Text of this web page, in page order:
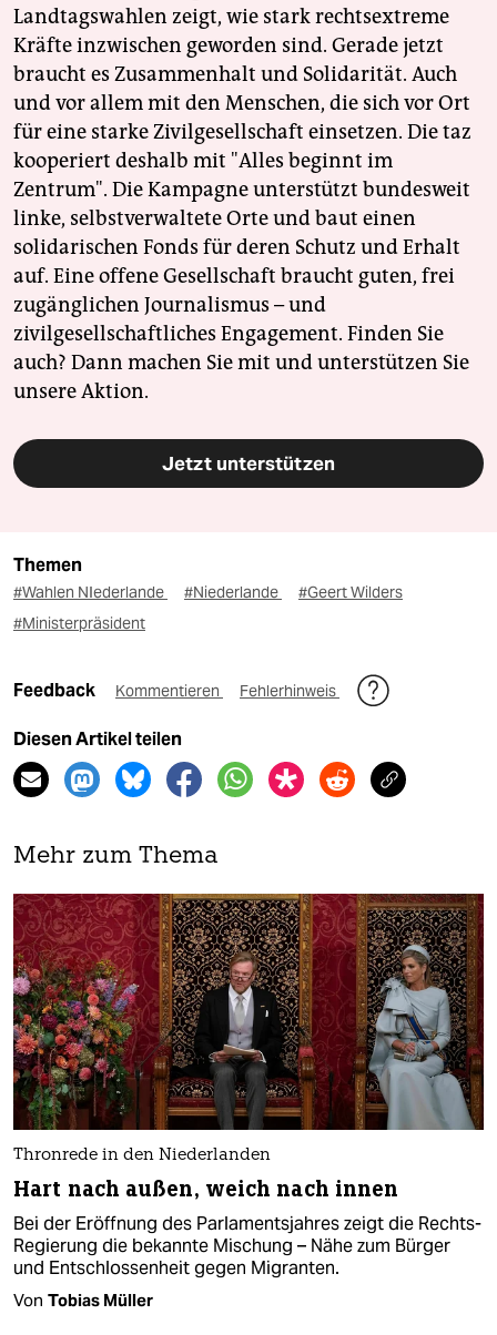
Landtagswahlen zeigt, wie stark rechtsextreme
Kräfte inzwischen geworden sind. Gerade jetzt
braucht es Zusammenhalt und Solidarität. Auch
und vor allem mit den Menschen, die sich vor Ort
für eine starke Zivilgesellschaft einsetzen. Die taz
kooperiert deshalb mit "Alles beginnt im
Zentrum". Die Kampagne unterstützt bundesweit
linke, selbstverwaltete Orte und baut einen
solidarischen Fonds für deren Schutz und Erhalt
auf. Eine offene Gesellschaft braucht guten, frei
zugänglichen Journalismus – und
zivilgesellschaftliches Engagement. Finden Sie
auch? Dann machen Sie mit und unterstützen Sie
unsere Aktion.
Jetzt unterstützen
Themen
#Wahlen NIederlande #Niederlande
#Geert Wilders
#Ministerpräsident
Feedback Kommentieren Fehlerhinweis
Diesen Artikel teilen
Mehr zum Thema
Thronrede in den Niederlanden
Hart nach außen, weich nach innen
Bei der Eröffnung des Parlamentsjahres zeigt die Rechts-
Regierung die bekannte Mischung – Nähe zum Bürger
und Entschlossenheit gegen Migranten.
Von Tobias Müller